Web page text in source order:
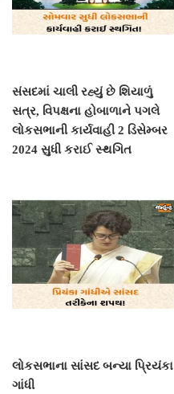
સંસદમાં ચાલી રહ્યું છે શિયાળું
સત્ર, વિપક્ષના હોબાળાને પગલે
લોકસભાની કાર્યવાહી 2 ડિસેમ્બર
2024 સુધી કરાઈ સ્થગિત
લોકસભાના સાંસદ બન્યા પ્રિયંકા
ગાંધી